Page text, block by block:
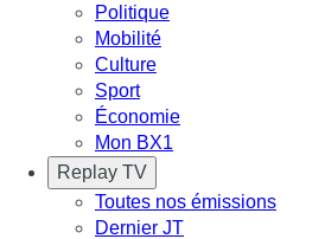
Politique
Mobilité
Culture
Sport
Économie
Mon BX1
Replay TV
Toutes nos émissions
Dernier JT